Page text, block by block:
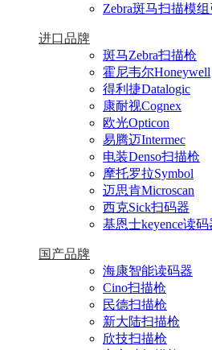
Zebra斑马扫描模
进口品牌
斑马Zebra扫描枪
霍尼韦尔Honeywell
得利捷Datalogic
康耐视Cognex
欧光Opticon
易腾迈Intermec
电装Denso扫描枪
摩托罗拉Symbol
迈思肯Microscan
西克Sick扫码器
基恩士keyence读码
国产品牌
海康智能读码器
Cino扫描枪
民德扫描枪
新大陆扫描枪
欣技扫描枪